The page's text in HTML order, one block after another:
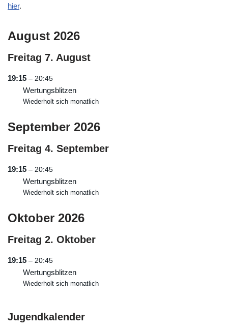
hier.
August 2026
Freitag 7. August
19:15 – 20:45
Wertungsblitzen
Wiederholt sich monatlich
September 2026
Freitag 4. September
19:15 – 20:45
Wertungsblitzen
Wiederholt sich monatlich
Oktober 2026
Freitag 2. Oktober
19:15 – 20:45
Wertungsblitzen
Wiederholt sich monatlich
Jugendkalender